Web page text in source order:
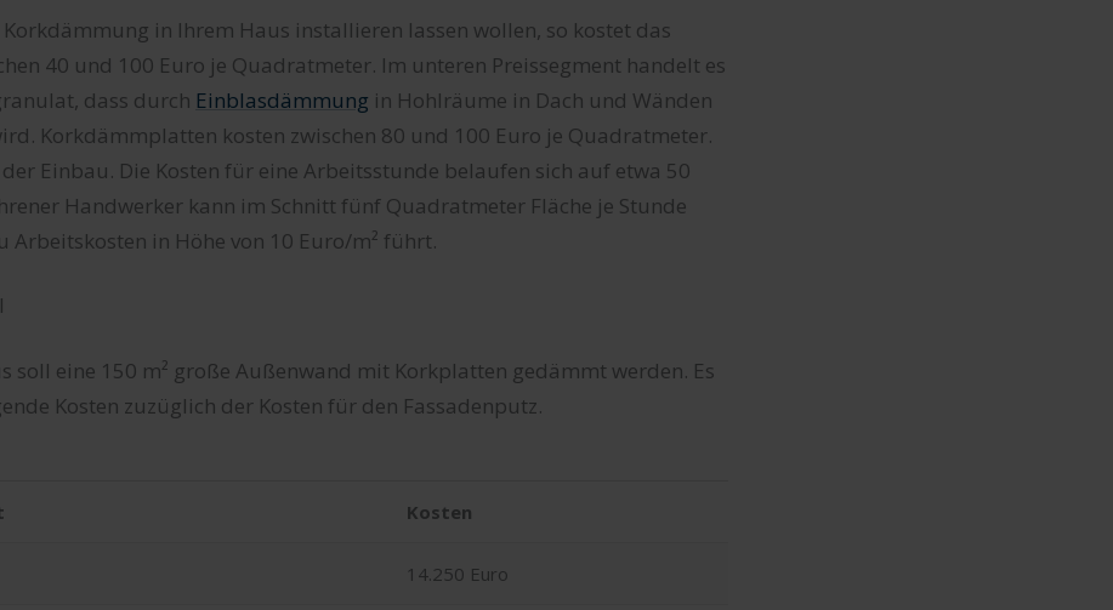
Korkdämmung in Ihrem Haus installieren lassen wollen, so kostet das
40 und 100 Euro je Quadratmeter. Im unteren Preissegment handelt es
dass durch Einblasdämmung in Hohlräume in Dach und Wänden
Korkdämmplatten kosten zwischen 80 und 100 Euro je Quadratmeter.
Einbau. Die Kosten für eine Arbeitsstunde belaufen sich auf etwa 50
Handwerker kann im Schnitt fünf Quadratmeter Fläche je Stunde
Arbeitskosten in Höhe von 10 Euro/m² führt.
soll eine 150 m² große Außenwand mit Korkplatten gedämmt werden. Es
Kosten zuzüglich der Kosten für den Fassadenputz.
Kosten
14.250 Euro